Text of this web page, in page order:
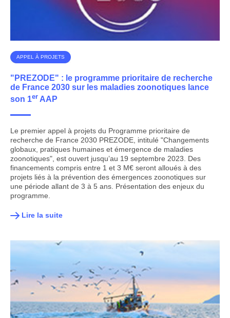
APPEL À PROJETS
"PREZODE" : le programme prioritaire de recherche
de France 2030 sur les maladies zoonotiques lance
son 1er AAP
Le premier appel à projets du Programme prioritaire de
recherche de France 2030 PREZODE, intitulé "Changements
globaux, pratiques humaines et émergence de maladies
zoonotiques", est ouvert jusqu’au 19 septembre 2023. Des
financements compris entre 1 et 3 M€ seront alloués à des
projets liés à la prévention des émergences zoonotiques sur
une période allant de 3 à 5 ans. Présentation des enjeux du
programme.
Lire la suite